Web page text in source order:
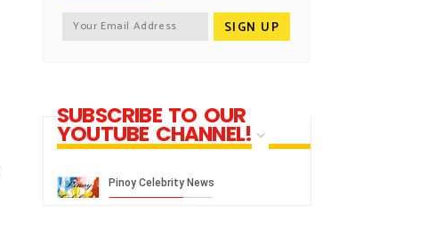
SUBSCRIBE TO OUR
YOUTUBE CHANNEL!